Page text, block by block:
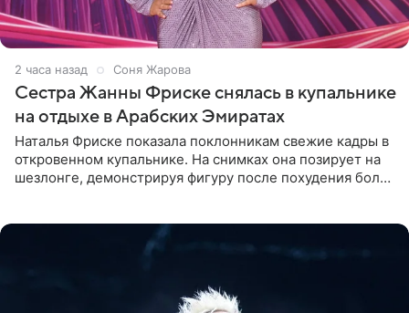
2 часа назад Соня Жарова
Сестра Жанны Фриске снялась в купальнике
на отдыхе в Арабских Эмиратах
Наталья Фриске показала поклонникам свежие кадры в
откровенном купальнике. На снимках она позирует на
шезлонге, демонстрируя фигуру после похудения более